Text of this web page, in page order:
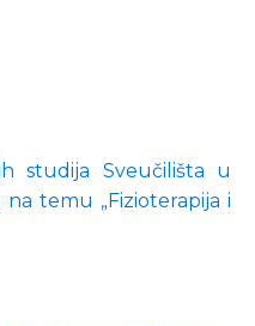
studija Sveučilišta u
temu „Fizioterapija i